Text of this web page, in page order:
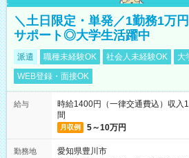
＼土日限定・単発／1勤務1万
サポート◎大学生活躍中
派遣 職種未経験OK 社会人未経験OK 大
WEB登録・面接OK
給与
時給1400円（一律交通費込）収
間
月収例 5～10万円
勤務地
愛知県豊川市